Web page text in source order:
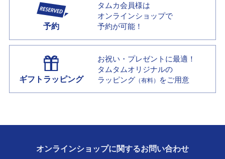
予約
タムカ会員様は
オンラインショップで
予約が可能！
ギフトラッピング
お祝い・プレゼントに最適！
タムタムオリジナルの
ラッピング （有料） をご用意
オンラインショップに関するお問い合わせ